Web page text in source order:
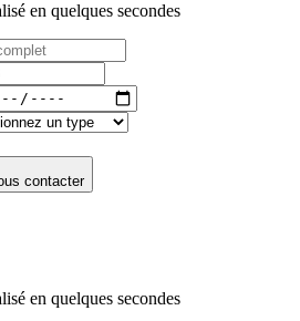
en quelques secondes
contacter
en quelques secondes